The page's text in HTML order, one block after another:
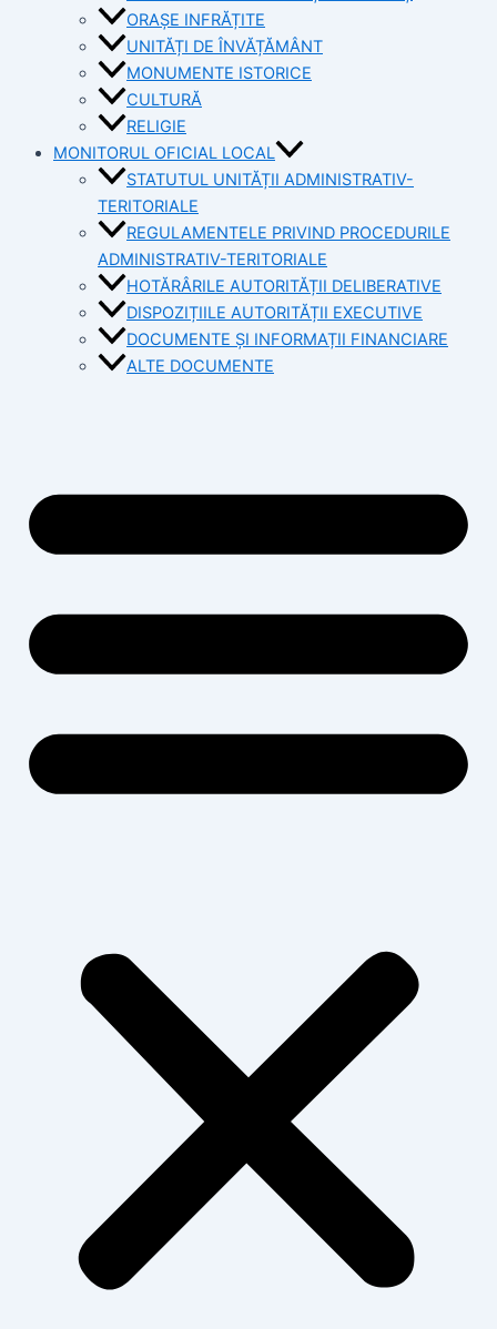
ORAȘE INFRĂȚITE
UNITĂȚI DE ÎNVĂȚĂMÂNT
MONUMENTE ISTORICE
CULTURĂ
RELIGIE
MONITORUL OFICIAL LOCAL
STATUTUL UNITĂȚII ADMINISTRATIV-
TERITORIALE
REGULAMENTELE PRIVIND PROCEDURILE
ADMINISTRATIV-TERITORIALE
HOTĂRÂRILE AUTORITĂȚII DELIBERATIVE
DISPOZIȚIILE AUTORITĂȚII EXECUTIVE
DOCUMENTE ȘI INFORMAȚII FINANCIARE
ALTE DOCUMENTE